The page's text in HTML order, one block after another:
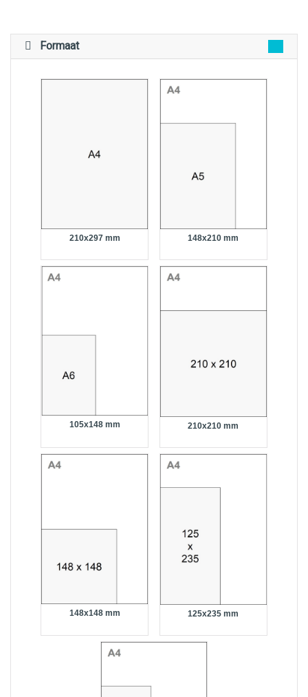
Formaat
210x297 mm 148x210 mm
105x148 mm 210x210 mm
148x148 mm 125x235 mm